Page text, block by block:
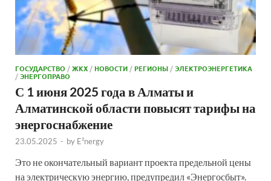
ГОСУДАРСТВО /ЖКХ /НОВОСТИ /РЕГИОНЫ /ЭЛЕКТРОЭНЕРГЕТИКА
/ЭНЕРГОПРАВО
С 1 июня 2025 года в Алматы и
Алматинской области повысят тарифы на
энергоснабжение
23.05.2025 - by E²nergy
Это не окончательный вариант проекта предельной цены
на электрическую энергию, предупредил «Энергосбыт».